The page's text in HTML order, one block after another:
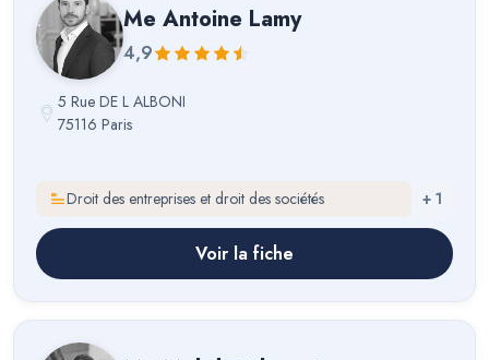
Me Antoine Lamy
4,9
5 Rue DE L ALBONI
75116 Paris
Droit des entreprises et droit des sociétés + 1
Voir la fiche